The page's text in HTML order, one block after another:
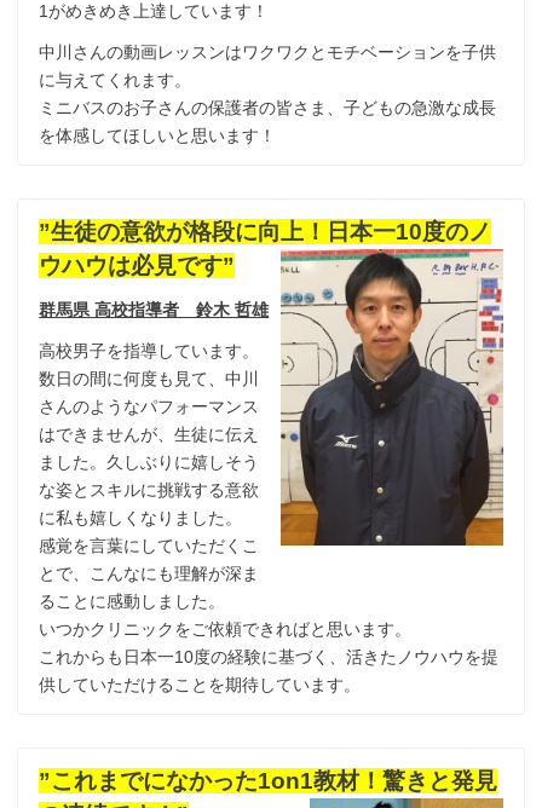
1がめきめき上達しています！
中川さんの動画レッスンはワクワクとモチベーションを子供
に与えてくれます。
ミニバスのお子さんの保護者の皆さま、子どもの急激な成長
を体感してほしいと思います！
”生徒の意欲が格段に向上！日本一10度のノ
ウハウは必見です”
群馬県 高校指導者 鈴木 哲雄
高校男子を指導しています。
数日の間に何度も見て、中川
さんのようなパフォーマンス
はできませんが、生徒に伝え
ました。久しぶりに嬉しそう
な姿とスキルに挑戦する意欲
に私も嬉しくなりました。
感覚を言葉にしていただくこ
とで、こんなにも理解が深ま
ることに感動しました。
いつかクリニックをご依頼できればと思います。
これからも日本一10度の経験に基づく、活きたノウハウを提
供していただけることを期待しています。
”これまでになかった1on1教材！驚きと発見